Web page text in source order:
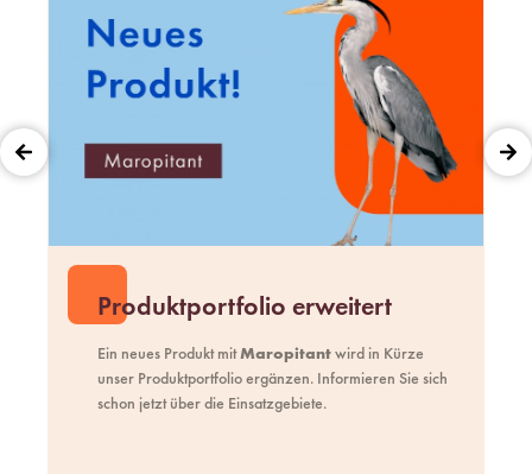
Produktportfolio erweitert
Ein neues Produkt mitMaropitantwird in Kürze
unser Produktportfolioergänzen. Informieren Sie sich
schon jetzt über die Einsatzgebiete.